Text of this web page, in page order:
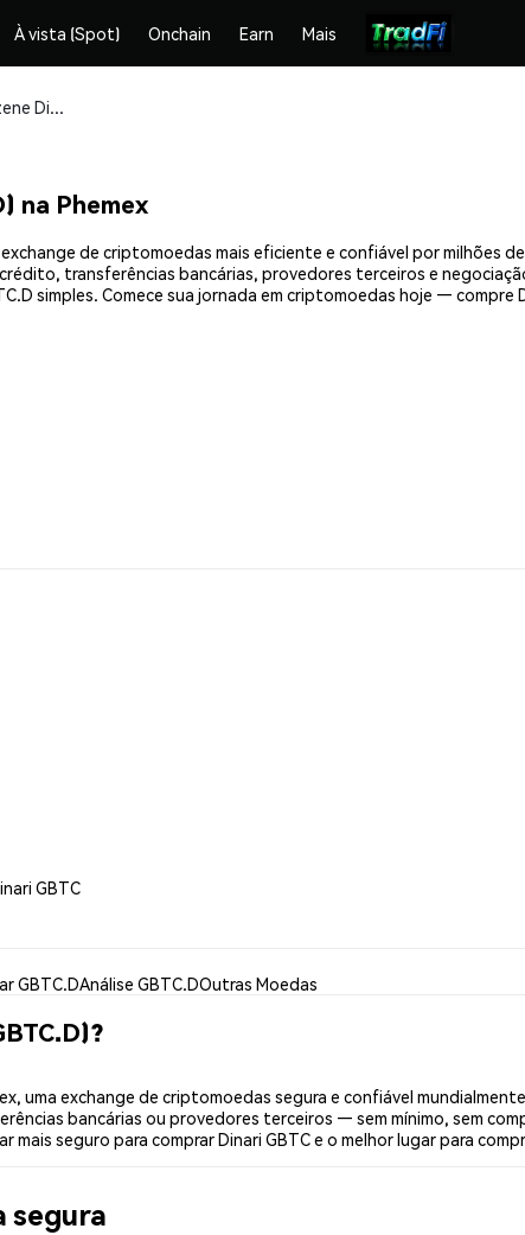
À vista (Spot) Onchain Earn Mais
Compre e armazene Dinari GBTC (GBTC.D) com segurança
na Phemex
exchange de criptomoedas mais eficiente e confiável por milhões
transferências bancárias, provedores terceiros e
simples. Comece sua jornada em criptomoedas hoje — compre
GBTC
GBTC.DAnálise GBTC.DOutras Moedas
uma exchange de criptomoedas segura e confiável
bancárias ou provedores terceiros — sem mínimo, sem
seguro para comprar Dinari GBTC e o melhor lugar para
segura